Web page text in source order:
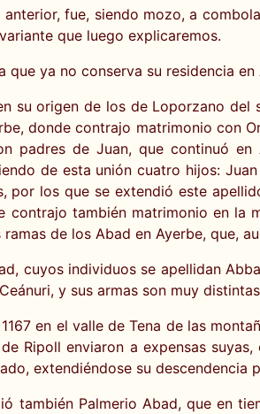
fue, siendo mozo, a
que luego explicaremos.
ya no conserva su residencia
su origen de los de Loporzano
donde contrajo matrimonio con
padres de Juan, que continuó
de esta unión cuatro hijos:
por los que se extendió este
contrajo también matrimonio en
de los Abad en Ayerbe, que,
cuyos individuos se apellidan
y sus armas son muy
en el valle de Tena de las
Ripoll enviaron a expensas
extendiéndose su descendencia
también Palmerio Abad, que en